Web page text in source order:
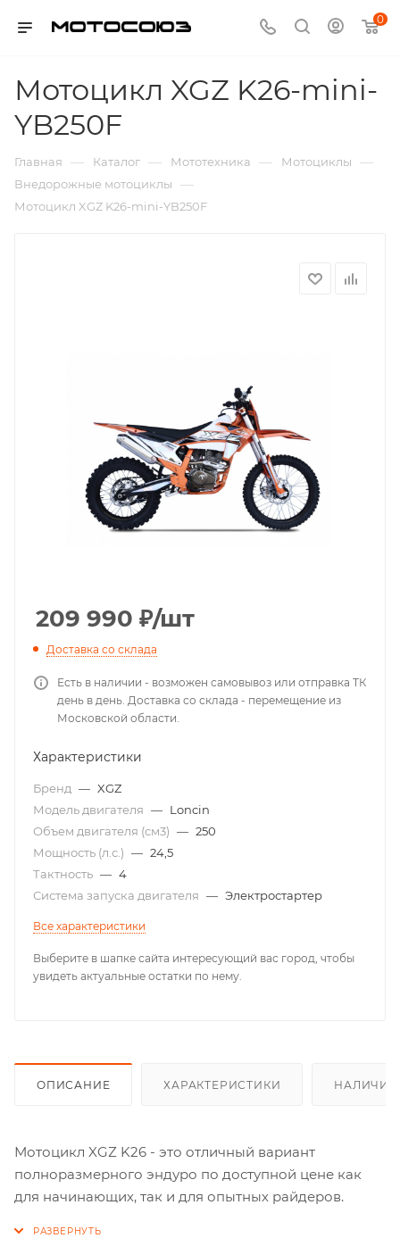
0
Мотоцикл XGZ K26-mini-
YB250F
Главная — Каталог — Мототехника — Мотоциклы —
Внедорожные мотоциклы —
Мотоцикл XGZ K26-mini-YB250F
209 990 ₽/шт
Доставка со склада
Есть в наличии - возможен самовывоз или отправка ТК
день в день. Доставка со склада - перемещение из
Московской области.
Характеристики
Бренд — XGZ
Модель двигателя — Loncin
Объем двигателя (см3) — 250
Мощность (л.с.) — 24,5
Тактность — 4
Система запуска двигателя — Электростартер
Все характеристики
Выберите в шапке сайта интересующий вас город, чтобы
увидеть актуальные остатки по нему.
ОПИСАНИЕ ХАРАКТЕРИСТИКИ НАЛИЧИЕ
Мотоцикл XGZ K26 - это отличный вариант
полноразмерного эндуро по доступной цене как
для начинающих, так и для опытных райдеров.